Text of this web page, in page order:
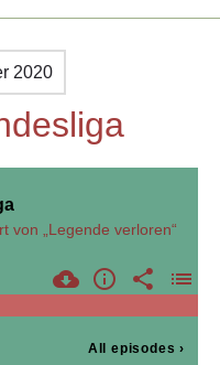
2020
von „Legende verloren“
All episodes ›